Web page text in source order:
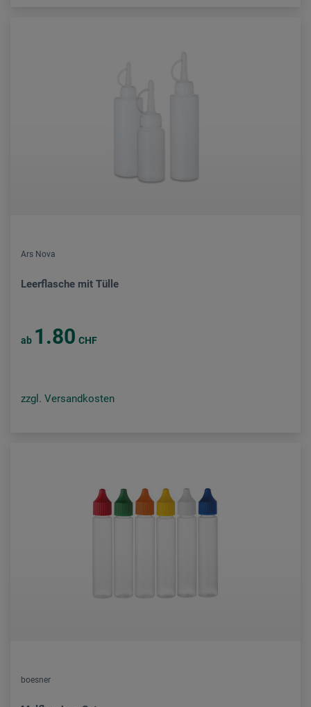
Ars Nova
Leerflasche mit Tülle
ab 1.80 CHF
zzgl. Versandkosten
boesner